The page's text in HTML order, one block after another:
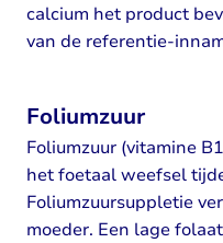
calcium het product
van de referentie-
Foliumzuur
Foliumzuur (vitamine
het foetaal weefsel
Foliumzuursuppletie
moeder. Een lage